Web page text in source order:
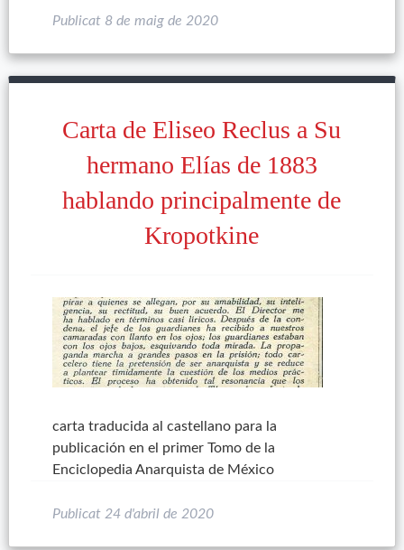
Publicat 8 de maig de 2020
Carta de Eliseo Reclus a Su
hermano Elías de 1883
hablando principalmente de
Kropotkine
carta traducida al castellano para la
publicación en el primer Tomo de la
Enciclopedia Anarquista de México
Publicat 24 d'abril de 2020